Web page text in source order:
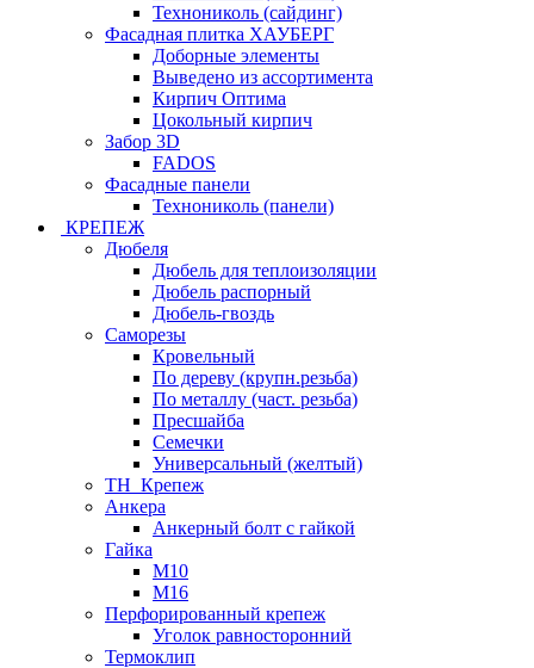
Технониколь (сайдинг)
Фасадная плитка ХАУБЕРГ
Доборные элементы
Выведено из ассортимента
Кирпич Оптима
Цокольный кирпич
Забор 3D
FADOS
Фасадные панели
Технониколь (панели)
КРЕПЕЖ
Дюбеля
Дюбель для теплоизоляции
Дюбель распорный
Дюбель-гвоздь
Саморезы
Кровельный
По дереву (крупн.резьба)
По металлу (част. резьба)
Пресшайба
Семечки
Универсальный (желтый)
ТН_Крепеж
Анкера
Анкерный болт с гайкой
Гайка
М10
М16
Перфорированный крепеж
Уголок равносторонний
Термоклип